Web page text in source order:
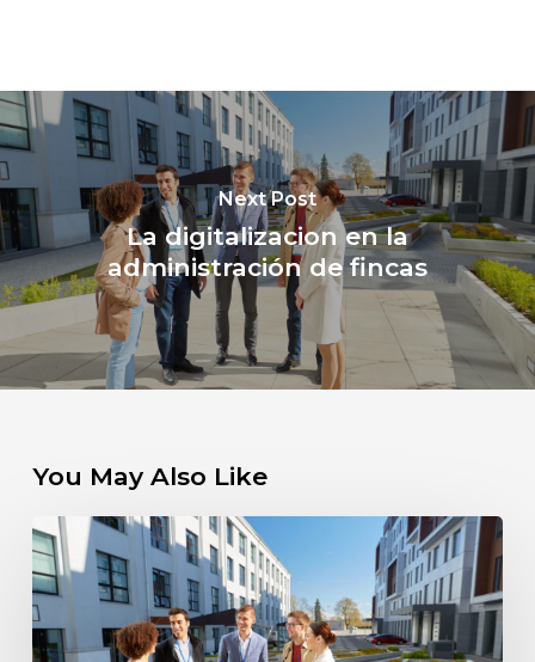
Next Post
La digitalizacion en la
administración de fincas
You May Also Like
La
digitalizacion
en
la